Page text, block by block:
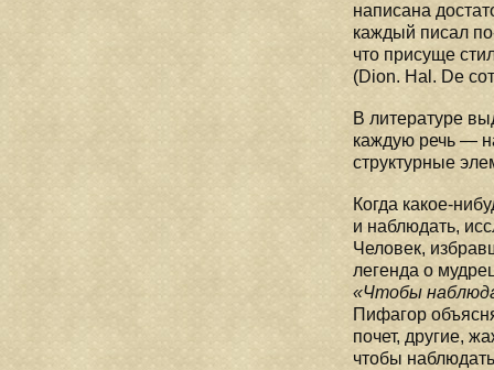
написана
каждый писал
что присуще
(Dion. Hal. De
В литературе
каждую речь —
структурные
Когда какое-
и наблюдать,
Человек,
легенда о
«Чтобы
Пифагор
почет, другие,
чтобы